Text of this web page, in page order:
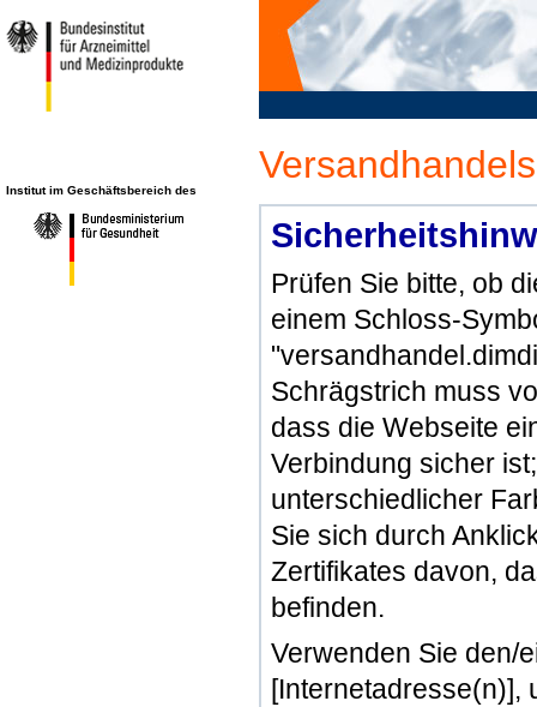
Institut im Geschäftsbereich des
Prüfen Sie bitte, ob
einem Schloss-
Schrägstrich muss
dass die Webseite
Verbindung sicher
unterschiedlicher
Sie sich durch
Zertifikates davon,
befinden.
Verwenden Sie den/
[Internetadresse(n)],